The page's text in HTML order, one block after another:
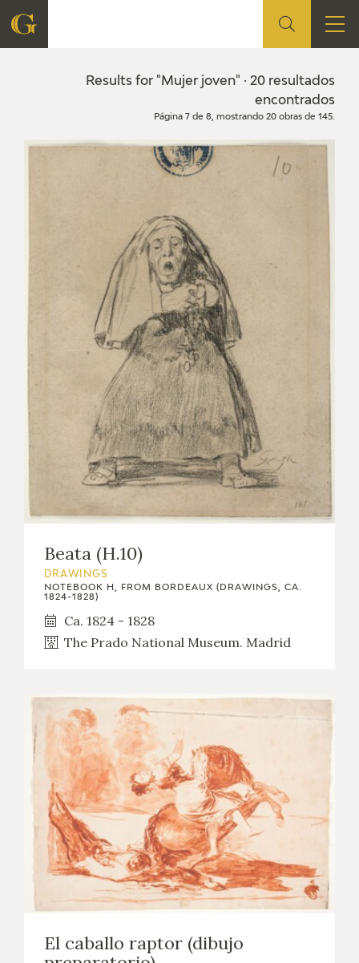
FOUNDATION
CORPORATE ACTION
EXPOSICIONES
ACTUALIDAD
FRANCISCO DE GOYA
CATÁLOGO
PREMIO ARAGÓN GOYA
PUBLICACIONES
Results for "Mujer joven" · 20 resultados
encontrados
Página 7 de 8, mostrando 20 obras de 145.
Beata (H.10)
DRAWINGS
NOTEBOOK H, FROM BORDEAUX (DRAWINGS, CA.
1824-1828)
Ca. 1824 - 1828
The Prado National Museum. Madrid
El caballo raptor (dibujo